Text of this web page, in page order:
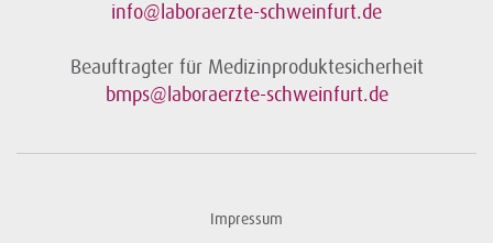
info@laboraerzte-schweinfurt.de
Beauftragter für Medizinproduktesicherheit
bmps@laboraerzte-schweinfurt.de
Impressum